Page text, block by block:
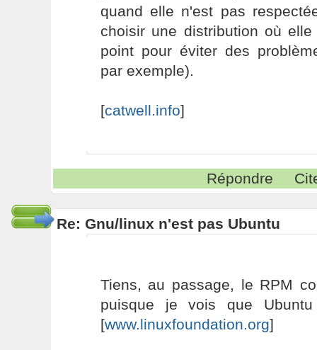
quand elle n'est pas
choisir une distribution où
point pour éviter des
par exemple).
[catwell.info]
Répondre
Re: Gnu/linux n'est pas Ubuntu
Tiens, au passage, le RPM
puisque je vois que
[www.linuxfoundation.org]